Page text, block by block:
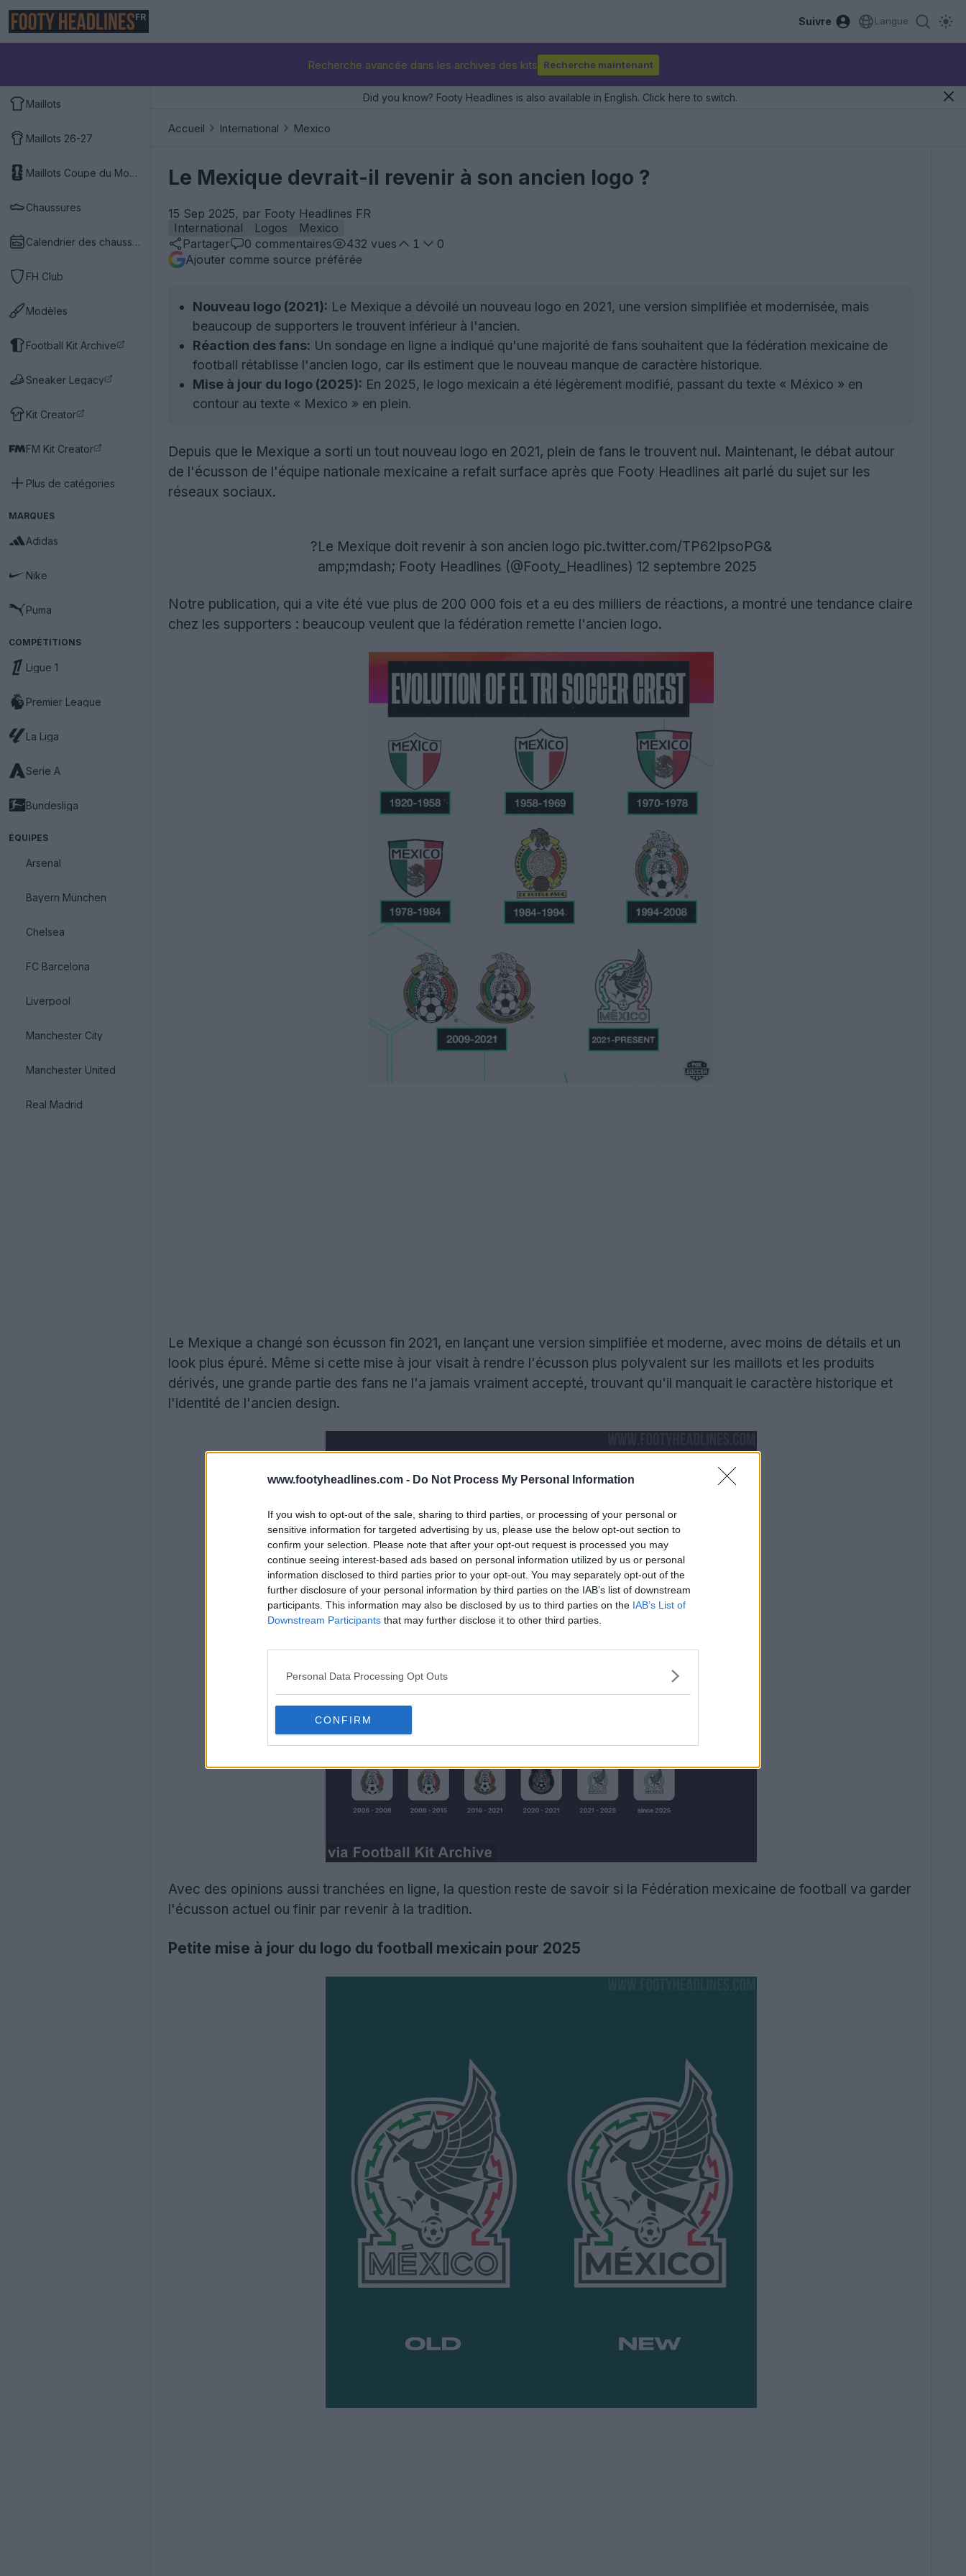
www.footyheadlines.com - Do Not Process My Personal Information
If you wish to opt-out of the sale, sharing to third parties, or processing of your personal or
sensitive information for targeted advertising by us, please use the below opt-out section to
confirm your selection. Please note that after your opt-out request is processed you may
continue seeing interest-based ads based on personal information utilized by us or personal
information disclosed to third parties prior to your opt-out. You may separately opt-out of the
further disclosure of your personal information by third parties on the IAB’s list of downstream
participants. This information may also be disclosed by us to third parties on the IAB’s List of
Downstream Participants that may further disclose it to other third parties.
Personal Data Processing Opt Outs
CONFIRM
FR Suivre Langue
Recherche avancée dans les archives des kits Recherche maintenant
Maillots
Maillots 26-27
Maillots Coupe du Monde 2026
Chaussures
Calendrier des chaussures
FH Club
Modèles
Football Kit Archive
Sneaker Legacy
Kit Creator
FM Kit Creator
Plus de catégories
MARQUES
Adidas
Nike
Puma
COMPÉTITIONS
Ligue 1
Premier League
La Liga
Serie A
Bundesliga
ÉQUIPES
Arsenal
Bayern München
Chelsea
FC Barcelona
Liverpool
Manchester City
Manchester United
Real Madrid
Did you know? Footy Headlines is also available in English. Click here to switch.
Accueil International Mexico
Le Mexique devrait-il revenir à son ancien logo ?
15 Sep 2025, par Footy Headlines FR
International
Logos
Mexico
Partager
0 commentaires 432 vues 1
0
Ajouter comme source préférée
Nouveau logo (2021): Le Mexique a dévoilé un nouveau logo en 2021, une version simplifiée et modernisée, mais
beaucoup de supporters le trouvent inférieur à l'ancien.
Réaction des fans: Un sondage en ligne a indiqué qu'une majorité de fans souhaitent que la fédération mexicaine de
football rétablisse l'ancien logo, car ils estiment que le nouveau manque de caractère historique.
Mise à jour du logo (2025): En 2025, le logo mexicain a été légèrement modifié, passant du texte « México » en
contour au texte « Mexico » en plein.
Depuis que le Mexique a sorti un tout nouveau logo en 2021, plein de fans le trouvent nul. Maintenant, le débat autour
de l'écusson de l'équipe nationale mexicaine a refait surface après que Footy Headlines ait parlé du sujet sur les
réseaux sociaux.
?Le Mexique doit revenir à son ancien logo pic.twitter.com/TP62IpsoPG&
amp;mdash; Footy Headlines (@Footy_Headlines) 12 septembre 2025
Notre publication, qui a vite été vue plus de 200 000 fois et a eu des milliers de réactions, a montré une tendance claire
chez les supporters : beaucoup veulent que la fédération remette l'ancien logo.
Le Mexique a changé son écusson fin 2021, en lançant une version simplifiée et moderne, avec moins de détails et un
look plus épuré. Même si cette mise à jour visait à rendre l'écusson plus polyvalent sur les maillots et les produits
dérivés, une grande partie des fans ne l'a jamais vraiment accepté, trouvant qu'il manquait le caractère historique et
l'identité de l'ancien design.
Avec des opinions aussi tranchées en ligne, la question reste de savoir si la Fédération mexicaine de football va garder
l'écusson actuel ou finir par revenir à la tradition.
Petite mise à jour du logo du football mexicain pour 2025